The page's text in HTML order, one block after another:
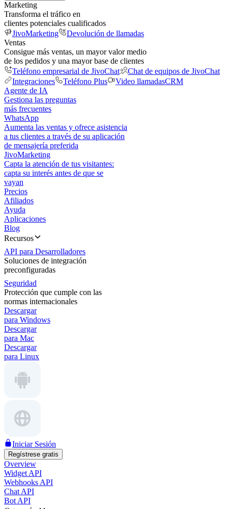
Marketing
Transforma el tráfico en
clientes potenciales cualificados
JivoMarketing
Devolución de llamadas
Ventas
Consigue más ventas, un mayor valor medio
de los pedidos y una mayor base de clientes
Teléfono empresarial de JivoChat
Chat de equipos de JivoChat
Integraciones
Teléfono Plus Video llamadasCRM
Agente de IA
Gestiona las preguntas
más frecuentes
WhatsApp
Aumenta las ventas y ofrece asistencia
a tus clientes a través de su aplicación
de mensajería preferida
JivoMarketing
Capta la atención de tus visitantes:
capta su interés antes de que se
vayan
Precios
Afiliados
Ayuda
Aplicaciones
Blog
Recursos
API para Desarrolladores
Soluciones de integración
preconfiguradas
Seguridad
Protección que cumple con las
normas internacionales
Descargar
para Windows
Descargar
para Mac
Descargar
para Linux
Iniciar Sesión
Regístrese gratis
Overview
Widget API
Webhooks API
Chat API
Bot API